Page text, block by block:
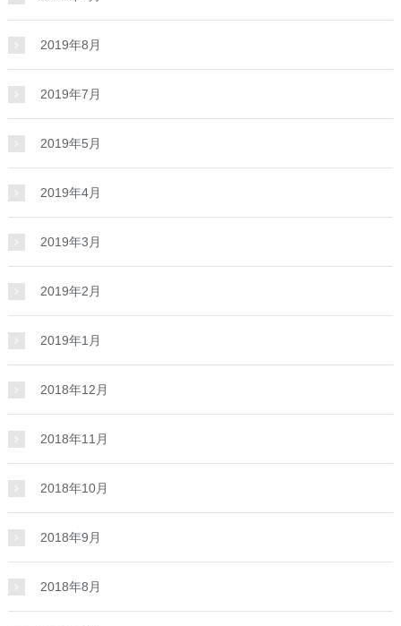
2019年8月
2019年7月
2019年5月
2019年4月
2019年3月
2019年2月
2019年1月
2018年12月
2018年11月
2018年10月
2018年9月
2018年8月